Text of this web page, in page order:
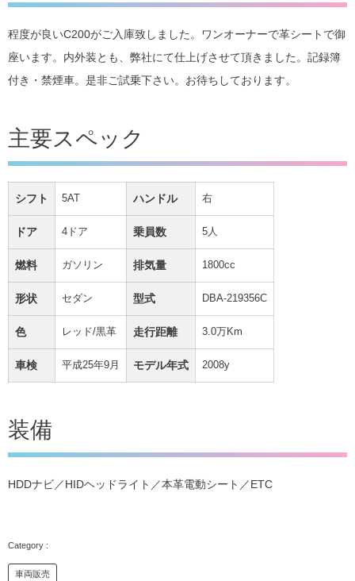
程度が良いC200がご入庫致しました。ワンオーナーで革シートで御
座います。内外装とも、弊社にて仕上げさせて頂きました。記録簿
付き・禁煙車。是非ご試乗下さい。お待ちしております。
主要スペック
シフト 5AT ハンドル 右
ドア 4ドア 乗員数 5人
燃料 ガソリン 排気量 1800cc
形状 セダン 型式 DBA-219356C
色 レッド/黒革 走行距離 3.0万Km
車検 平成25年9月 モデル年式 2008y
装備
HDDナビ／HIDヘッドライト／本革電動シート／ETC
車両販売